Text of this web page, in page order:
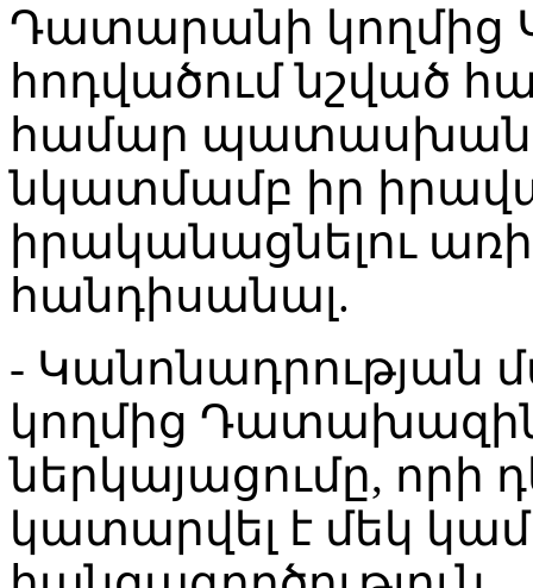
Դատարանի կողմից
հոդվածում նշված
համար
նկատմամբ իր
իրականացնելու
հանդիսանալ.
- Կանոնադրության
կողմից
ներկայացումը, որի
կատարվել է մեկ